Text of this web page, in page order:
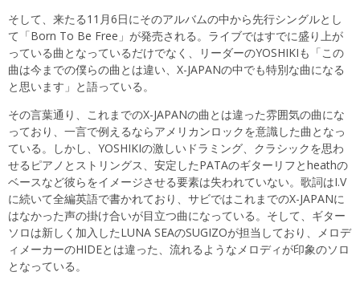
そして、来たる11月6日にそのアルバムの中から先行シングルとし
て「Born To Be Free」が発売される。ライブではすでに盛り上が
っている曲となっているだけでなく、リーダーのYOSHIKIも「この
曲は今までの僕らの曲とは違い、X-JAPANの中でも特別な曲になる
と思います」と語っている。
その言葉通り、これまでのX-JAPANの曲とは違った雰囲気の曲にな
っており、一言で例えるならアメリカンロックを意識した曲となっ
ている。しかし、YOSHIKIの激しいドラミング、クラシックを思わ
せるピアノとストリングス、安定したPATAのギターリフとheathの
ベースなど彼らをイメージさせる要素は失われていない。歌詞はI.V
に続いて全編英語で書かれており、サビではこれまでのX-JAPANに
はなかった声の掛け合いが目立つ曲になっている。そして、ギター
ソロは新しく加入したLUNA SEAのSUGIZOが担当しており、メロデ
ィメーカーのHIDEとは違った、流れるようなメロディが印象のソロ
となっている。